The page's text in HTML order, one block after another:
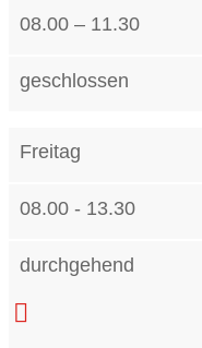
08.00 – 11.30
geschlossen
Freitag
08.00 - 13.30
durchgehend
